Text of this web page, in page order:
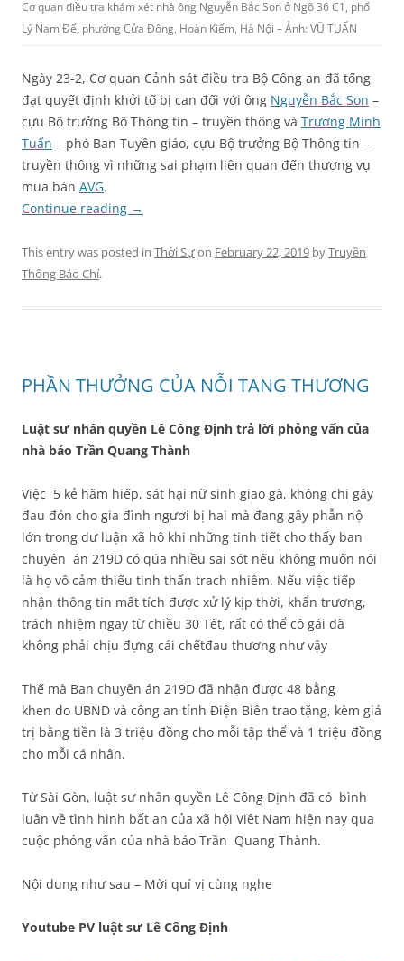
Cơ quan điều tra khám xét nhà ông Nguyễn Bắc Son ở Ngõ 36 C1, phố
Lý Nam Đế, phường Cửa Đông, Hoàn Kiếm, Hà Nội – Ảnh: VŨ TUẤN
Ngày 23-2, Cơ quan Cảnh sát điều tra Bộ Công an đã tống
đạt quyết định khởi tố bị can đối với ông Nguyễn Bắc Son –
cựu Bộ trưởng Bộ Thông tin – truyền thông và Trương Minh
Tuấn – phó Ban Tuyên giáo, cựu Bộ trưởng Bộ Thông tin –
truyền thông vì những sai phạm liên quan đến thương vụ
mua bán AVG.
Continue reading →
This entry was posted in Thời Sựon February 22, 2019 byTruyền
Thông Báo Chí.
PHẦN THƯỞNG CỦA NỖI TANG THƯƠNG
Luật sư nhân quyền Lê Công Định trả lời phỏng vấn của
nhà báo Trần Quang Thành
Việc 5 kẻ hãm hiếp, sát hại nữ sinh giao gà, không chi gây
đau đón cho gia đình ngươi bị hai mà đang gây phẫn nộ
lớn trong dư luận xã hô khi những tinh tiết cho thấy ban
chuyên án 219D có qúa nhiều sai sót nếu không muốn nói
là họ vô cảm thiếu tinh thấn trach nhiêm. Nếu việc tiếp
nhận thông tin mất tích được xử lý kịp thời, khẩn trương,
trách nhiệm ngay từ chiều 30 Tết, rất có thể cô gái đã
không phải chịu đựng cái chếtđau thương như vậy
Thế mà Ban chuyên án 219D đã nhận được 48 bằng
khen do UBND và công an tỉnh Điện Biên trao tặng, kèm giá
trị bằng tiền là 3 triệu đồng cho mỗi tập thể và 1 triệu đồng
cho mỗi cá nhân.
Từ Sài Gòn, luật sư nhân quyền Lê Công Định đã có bình
luân về tình hình bất an của xã hội Viêt Nam hiện nay qua
cuộc phỏng vấn của nhà báo Trần Quang Thành.
Nội dung như sau – Mời quí vị cùng nghe
Youtube PV luật sư Lê Công Định